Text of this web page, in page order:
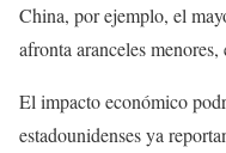
China, por ejemplo, el
afronta aranceles
El impacto económico
estadounidenses ya